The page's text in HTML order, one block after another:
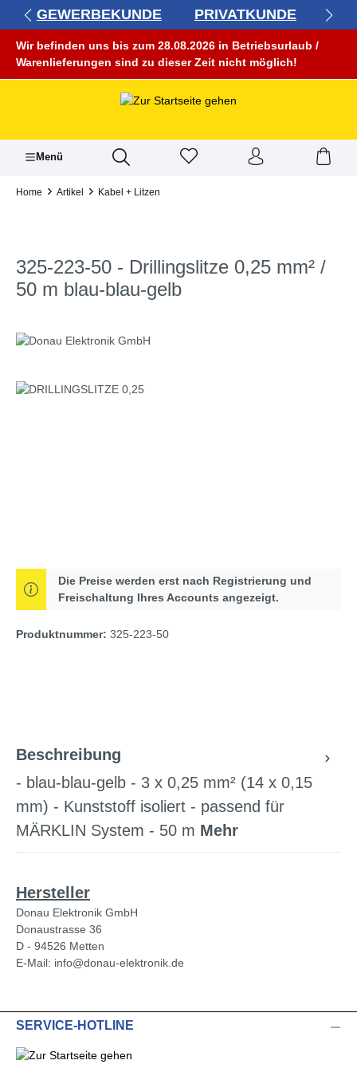
springen
GEWERBEKUNDE PRIVATKUNDE
Wir befinden uns bis zum 28.08.2026 in Betriebsurlaub /
Warenlieferungen sind zu dieser Zeit nicht möglich!
Menü
Home Artikel Kabel + Litzen
325-223-50 - Drillingslitze 0,25 mm² /
50 m blau-blau-gelb
Bildergalerie überspringen
Die Preise werden erst nach Registrierung und
Freischaltung Ihres Accounts angezeigt.
Produktnummer: 325-223-50
Beschreibung
- blau-blau-gelb - 3 x 0,25 mm² (14 x 0,15
mm) - Kunststoff isoliert - passend für
MÄRKLIN System - 50 m Mehr
Hersteller
Donau Elektronik GmbH
Donaustrasse 36
D - 94526 Metten
E-Mail: info@donau-elektronik.de
SERVICE-HOTLINE